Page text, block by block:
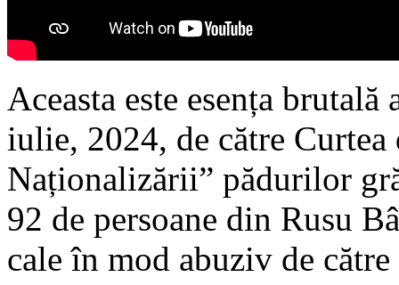
Aceasta este esența
iulie, 2024, de către
Naționalizării” pădurilor
92 de persoane din Rusu
cale în mod abuziv de